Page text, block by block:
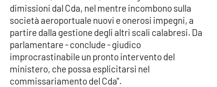
Politica
Sanità
Società
dimissioni dal Cda, nel mentre incombono sulla
società aeroportuale nuovi e onerosi impegni, a
partire dalla gestione degli altri scali calabresi. Da
parlamentare - conclude - giudico
improcrastinabile un pronto intervento del
ministero, che possa esplicitarsi nel
commissariamento del Cda".